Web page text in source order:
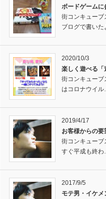
ボードゲーム
街コンキューブ
ブログで書い
2020/10/3
楽しく遊べる
街コンキューブ
はコロナウイ
2019/4/17
お客様からの
街コンキューブ
すぐ平成も終
2017/9/5
モテ男・イケ